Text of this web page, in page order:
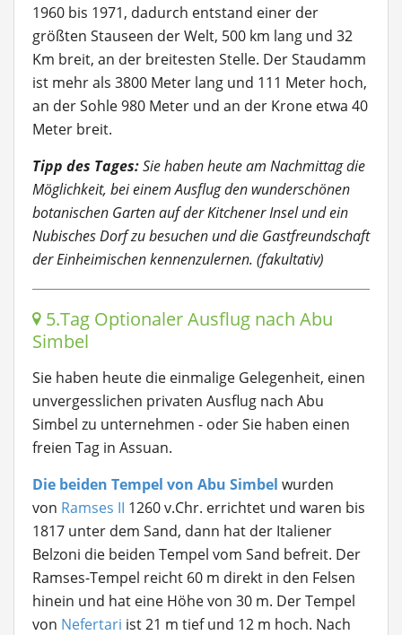
1960 bis 1971, dadurch entstand einer der
größten Stauseen der Welt, 500 km lang und 32
Km breit, an der breitesten Stelle. Der Staudamm
ist mehr als 3800 Meter lang und 111 Meter hoch,
an der Sohle 980 Meter und an der Krone etwa 40
Meter breit.
Tipp des Tages:Sie haben heute am Nachmittag die
Möglichkeit, bei einem Ausflug den wunderschönen
botanischen Garten auf der Kitchener Insel und ein
Nubisches Dorf zu besuchen und die Gastfreundschaft
der Einheimischen kennenzulernen. (fakultativ)
5.Tag Optionaler Ausflug nach Abu
Simbel
Sie haben heute die einmalige Gelegenheit, einen
unvergesslichen privaten Ausflug nach Abu
Simbel zu unternehmen - oder Sie haben einen
freien Tag in Assuan.
Die beiden Tempel von Abu Simbel wurden
von Ramses II 1260 v.Chr. errichtet und waren bis
1817 unter dem Sand, dann hat der Italiener
Belzoni die beiden Tempel vom Sand befreit. Der
Ramses-Tempel reicht 60 m direkt in den Felsen
hinein und hat eine Höhe von 30 m. Der Tempel
von Nefertari ist 21 m tief und 12 m hoch. Nach